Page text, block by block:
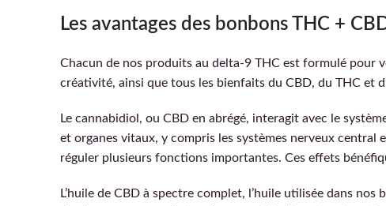
Les avantages des bonbons THC +
Chacun de nos produits au delta-9 THC est formulé pour
créativité, ainsi que tous les bienfaits du CBD, du THC et
Le cannabidiol, ou CBD en abrégé, interagit avec le
et organes vitaux, y compris les systèmes nerveux central
réguler plusieurs fonctions importantes. Ces effets
L’huile de CBD à spectre complet, l’huile utilisée dans